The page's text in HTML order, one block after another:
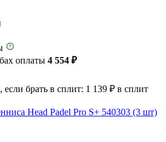
оплаты 4 554 ₽
брать в сплит: 1 139 ₽ в сплит
Head Padel Pro S+ 540303 (3 шт)